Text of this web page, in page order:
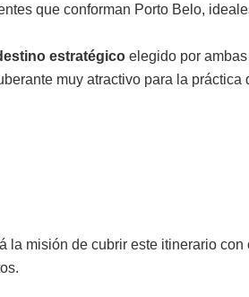
que conforman Porto Belo,
estratégico elegido por
muy atractivo para la
la misión de cubrir este itinerario con